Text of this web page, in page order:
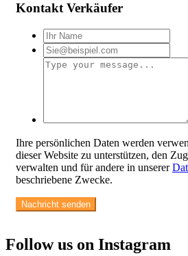
Kontakt Verkäufer
Ihre persönlichen Daten werden
dieser Website zu unterstützen, den
verwalten und für andere in unserer
beschriebene Zwecke.
Follow us on Instagram